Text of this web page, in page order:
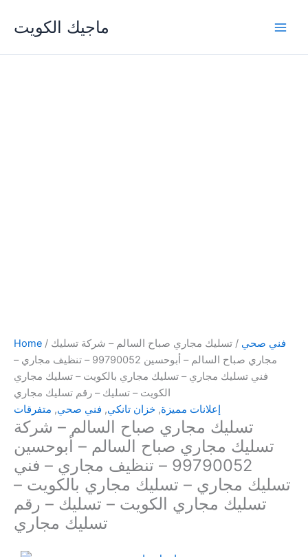
content
ماجيك الكويت
Home / فني صحي / تسليك مجاري صباح السالم – شركة تسليك
مجاري صباح السالم – أبوحسين 99790052 – تنظيف مجاري –
فني تسليك مجاري – تسليك مجاري بالكويت – تسليك مجاري
الكويت – تسليك – رقم تسليك مجاري
إعلانات مميزة, خزان تانكي, فني صحي, متفرقات
تسليك مجاري صباح السالم – شركة
تسليك مجاري صباح السالم – أبوحسين
99790052 – تنظيف مجاري – فني
تسليك مجاري – تسليك مجاري بالكويت –
تسليك مجاري الكويت – تسليك – رقم
تسليك مجاري